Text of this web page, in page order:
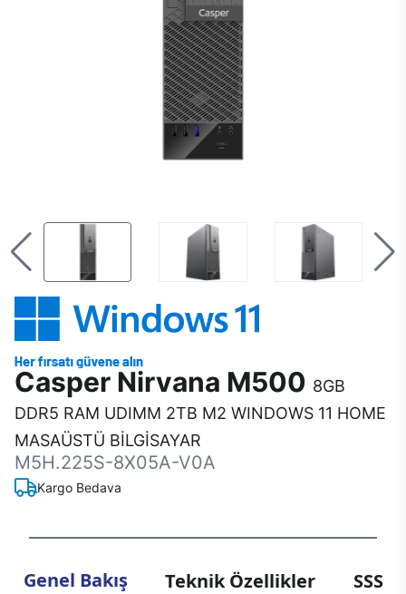
Casper Nirvana M500 8GB
DDR5 RAM UDIMM 2TB M2 WINDOWS 11 HOME
MASAÜSTÜ BİLGİSAYAR
M5H.225S-8X05A-V0A
Kargo Bedava
Genel Bakış Teknik Özellikler SSS